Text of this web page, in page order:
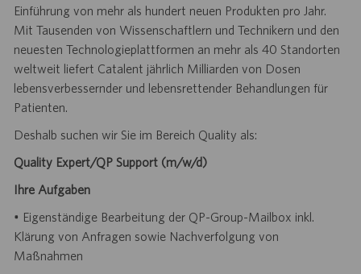
Einführung von mehr als hundert neuen Produkten pro Jahr.
Mit Tausenden von Wissenschaftlern und Technikern und den
neuesten Technologieplattformen an mehr als 40 Standorten
weltweit liefert Catalent jährlich Milliarden von Dosen
lebensverbessernder und lebensrettender Behandlungen für
Patienten.
Deshalb suchen wir Sie im Bereich Quality als:
Quality Expert/QP Support (m/w/d)
Ihre Aufgaben
• Eigenständige Bearbeitung der QP-Group-Mailbox inkl.
Klärung von Anfragen sowie Nachverfolgung von
Maßnahmen